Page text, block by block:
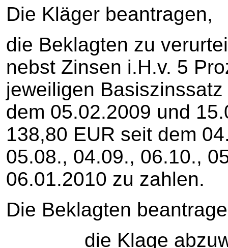
Die Kläger beantragen,
die Beklagten zu
nebst Zinsen i.H.v. 5
jeweiligen
dem 05.02.2009 und
138,80 EUR seit dem
05.08., 04.09., 06.10.,
06.01.2010 zu zahlen.
Die Beklagten
die Klage